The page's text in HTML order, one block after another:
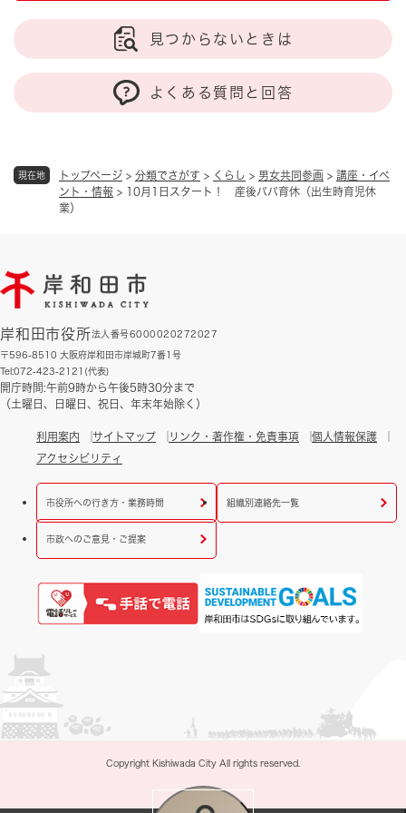
現在地 トップページ > 分類でさがす > くらし > 男女共同参画 > 講座・イベ
ント・情報 >
10月1日スタート！ 産後パパ育休（出生時育児休
業）
見つからないときは
よくある質問と回答
岸和田市役所法人番号6000020272027
〒596-8510 大阪府岸和田市岸城町7番1号
Tel:072-423-2121(代表)
開庁時間:午前9時から午後5時30分まで
（土曜日、日曜日、祝日、年末年始除く）
利用案内 サイトマップ リンク・著作権・免責事項
個人情報保護
アクセシビリティ
市役所への行き方・業務時間 組織別連絡先一覧
市政へのご意見・ご提案
Copyright Kishiwada City All rights reserved.